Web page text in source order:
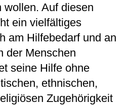
wollen. Auf diesen
ein vielfältiges
am Hilfebedarf und an
der Menschen
seine Hilfe ohne
ethnischen,
Zugehörigkeit